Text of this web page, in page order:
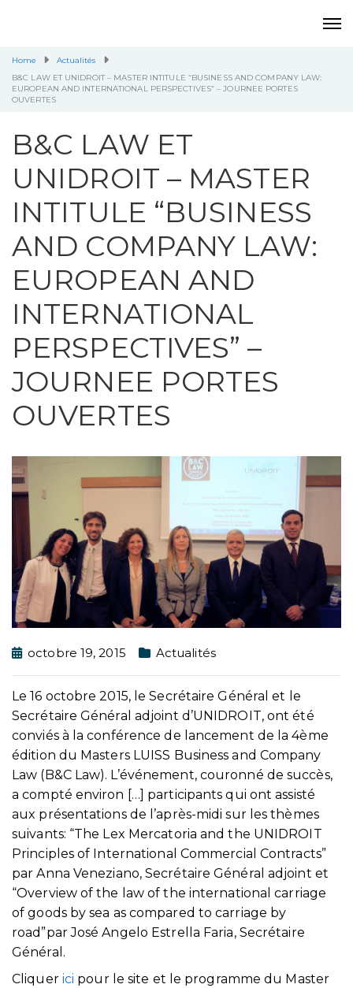
Home
Actualités
B&C LAW ET UNIDROIT – MASTER INTITULE “BUSINESS AND COMPANY LAW:
EUROPEAN AND INTERNATIONAL PERSPECTIVES” – JOURNEE PORTES
OUVERTES
B&C LAW ET
UNIDROIT – MASTER
INTITULE “BUSINESS
AND COMPANY LAW:
EUROPEAN AND
INTERNATIONAL
PERSPECTIVES” –
JOURNEE PORTES
OUVERTES
octobre 19, 2015 Actualités
Le 16 octobre 2015, le Secrétaire Général et le
Secrétaire Général adjoint d’UNIDROIT, ont été
conviés à la conférence de lancement de la 4ème
édition du Masters LUISS Business and Company
Law (B&C Law). L’événement, couronné de succès,
a compté environ […] participants qui ont assisté
aux présentations de l’après-midi sur les thèmes
suivants: “The Lex Mercatoria and the UNIDROIT
Principles of International Commercial Contracts”
par Anna Veneziano, Secrétaire Général adjoint et
“Overview of the law of the international carriage
of goods by sea as compared to carriage by
road”par José Angelo Estrella Faria, Secrétaire
Général.
Cliquer ici pour le site et le programme du Master